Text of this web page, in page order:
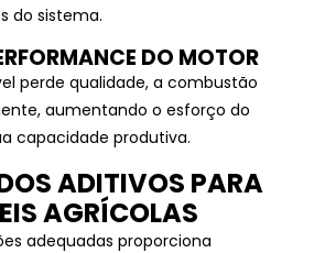
do sistema.
DO MOTOR
perde qualidade, a combustão
aumentando o esforço do
capacidade produtiva.
ADITIVOS PARA
AGRÍCOLAS
adequadas proporciona